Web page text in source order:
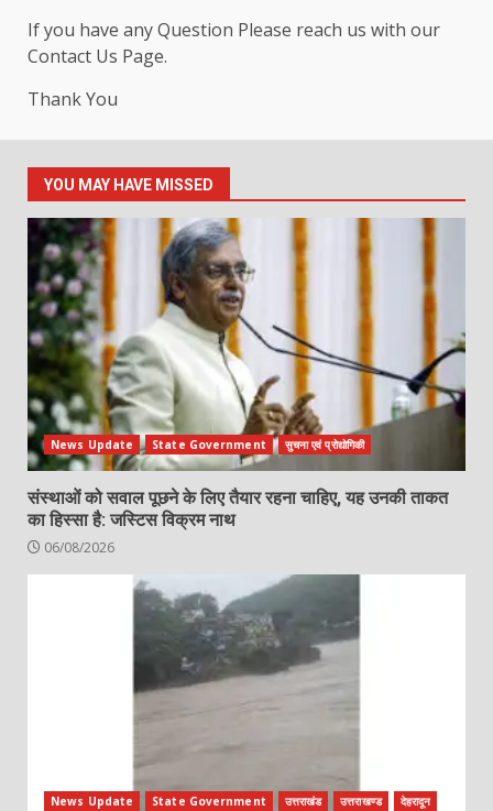
If you have any Question Please reach us with our
Contact Us Page.
Thank You
YOU MAY HAVE MISSED
News Update State Government सुचना एवं प्रोद्योगिकी
संस्थाओं को सवाल पूछने के लिए तैयार रहना चाहिए, यह उनकी ताकत
का हिस्सा है: जस्टिस विक्रम नाथ
06/08/2026
News Update State Government उत्तराखंड उत्तराखण्ड देहरादून